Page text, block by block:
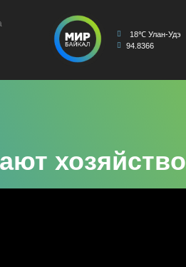
18℃ Улан-Удэ
94.8366
хозяйство